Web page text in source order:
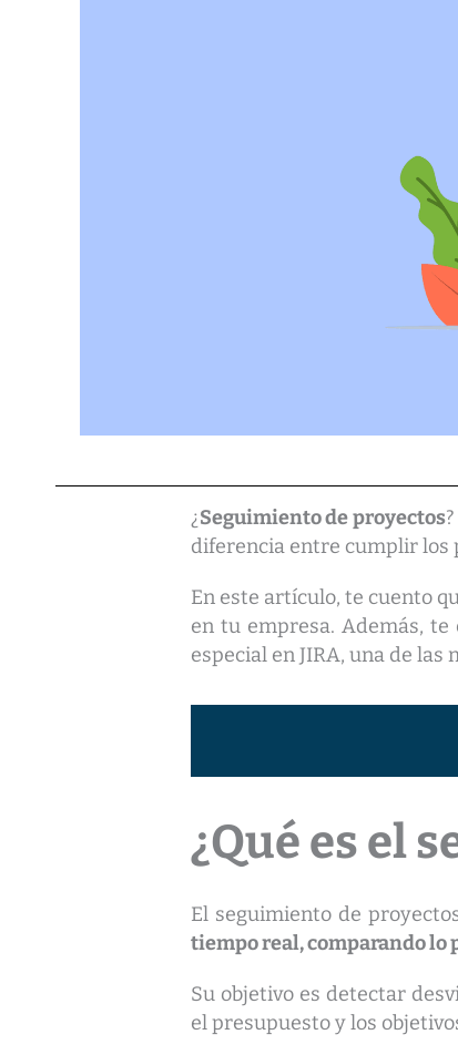
¿Seguimiento de proyectos
diferencia entre cumplir los
En este artículo, te cuento
en tu empresa. Además,
especial en JIRA, una de
¿Qué es el
El seguimiento de
tiempo real, comparando
Su objetivo es detectar
el presupuesto y los